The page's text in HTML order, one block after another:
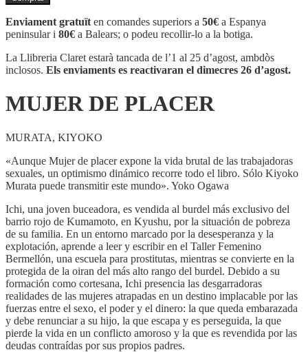
MUJER
DE
PLACER
Enviament gratuït en comandes superiors a 50€ a Espanya
peninsular i 80€ a Balears; o podeu recollir-lo a la botiga.
La Llibreria Claret estarà tancada de l’1 al 25 d’agost, ambdòs
inclosos. Els enviaments es reactivaran el dimecres 26 d’agost.
MUJER DE PLACER
MURATA, KIYOKO
«Aunque Mujer de placer expone la vida brutal de las trabajadoras
sexuales, un optimismo dinámico recorre todo el libro. Sólo Kiyoko
Murata puede transmitir este mundo». Yoko Ogawa
Ichi, una joven buceadora, es vendida al burdel más exclusivo del
barrio rojo de Kumamoto, en Kyushu, por la situación de pobreza
de su familia. En un entorno marcado por la desesperanza y la
explotación, aprende a leer y escribir en el Taller Femenino
Bermellón, una escuela para prostitutas, mientras se convierte en la
protegida de la oiran del más alto rango del burdel. Debido a su
formación como cortesana, Ichi presencia las desgarradoras
realidades de las mujeres atrapadas en un destino implacable por las
fuerzas entre el sexo, el poder y el dinero: la que queda embarazada
y debe renunciar a su hijo, la que escapa y es perseguida, la que
pierde la vida en un conflicto amoroso y la que es revendida por las
deudas contraídas por sus propios padres.